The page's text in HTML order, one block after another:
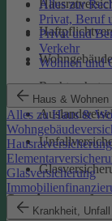
Alles zur
Privat, Beruf
Privat und
Verkehr
Wohnen und
Haus & Wohnen
Alles zu Haus &
Hausratversicherung
Glasversicherung
Krankheit,
Serviceportal